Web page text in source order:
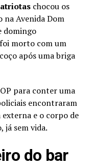
chocou os
Avenida Dom
domingo
foi morto com um
após uma briga
para conter uma
encontraram
e o corpo de
já sem vida.
do bar